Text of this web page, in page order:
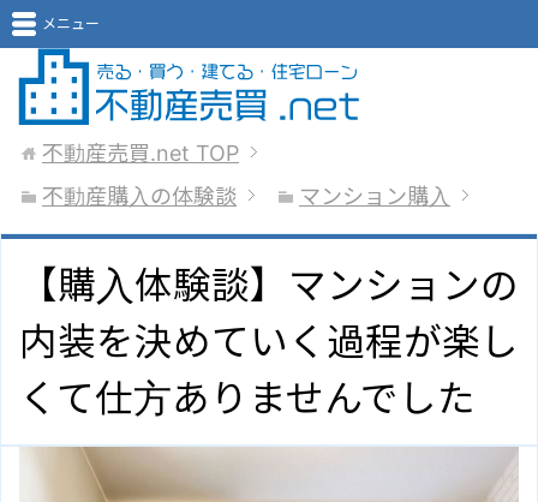
メニュー
不動産売買.net TOP
不動産購入の体験談
マンション購入
【購入体験談】マンションの
内装を決めていく過程が楽し
くて仕方ありませんでした